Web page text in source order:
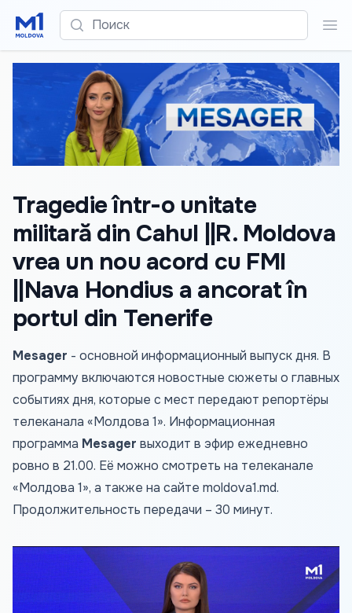
Поиск
Tragedie într-o unitate
militară din Cahul ||R. Moldova
vrea un nou acord cu FMI
||Nava Hondius a ancorat în
portul din Tenerife
Mesager - основной информационный выпуск дня. В
программу включаются новостные сюжеты о главных
событиях дня, которые с мест передают репортёры
телеканала «Молдова 1». Информационная
программа Mesager выходит в эфир ежедневно
ровно в 21.00. Её можно смотреть на телеканале
«Молдова 1», а также на сайте moldova1.md.
Продолжительность передачи – 30 минут.